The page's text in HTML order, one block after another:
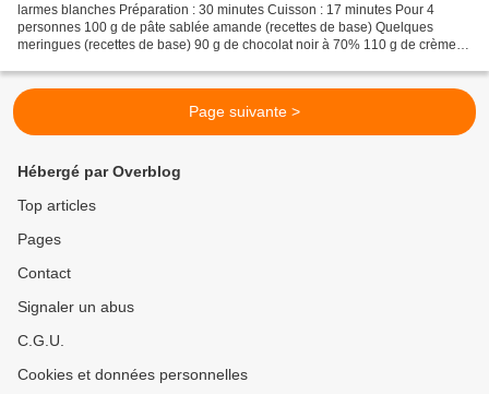
larmes blanches Préparation : 30 minutes Cuisson : 17 minutes Pour 4
personnes 100 g de pâte sablée amande (recettes de base) Quelques
meringues (recettes de base) 90 g de chocolat noir à 70% 110 g de crème
Page suivante >
Hébergé par Overblog
Top articles
Pages
Contact
Signaler un abus
C.G.U.
Cookies et données personnelles